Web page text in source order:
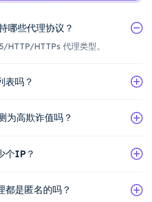
哪些代理协议？
HTTP/HTTPs 代理类型。
表吗？
为高欺诈值吗？
个IP？
都是匿名的吗？